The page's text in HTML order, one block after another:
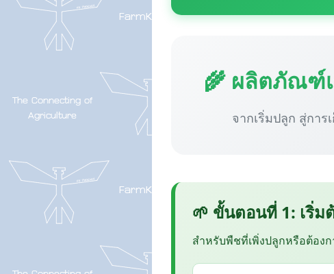
🌾 ผลิตภัณฑ์
จากเริ่มปลูก สู่กา
🌱 ขั้นตอนที่ 1: เริ่ม
สำหรับพืชที่เพิ่งปลูกหรือต้องกา